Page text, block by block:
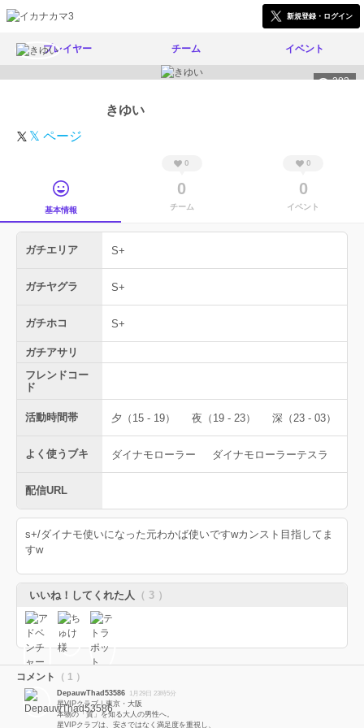
新規登録・ログイン
プレイヤー チーム イベント
383
きゆい
𝕏 ページ
基本情報
0
0
チーム
0
0
イベント
ガチエリア S+
ガチヤグラ S+
ガチホコ S+
ガチアサリ
フレンドコー
ド
活動時間帯 夕（15 - 19） 夜（19 - 23） 深（23 - 03）
よく使うブキ ダイナモローラー ダイナモローラーテスラ
配信URL
s+/ダイナモ使いになった元わかば使いですwカンスト目指してま
すw
いいね！してくれた人 （ 3 ）
コメント （ 1 ）
DepauwThad53586 1月29日 23時5分
星VIPクラブ｜東京・大阪
本物の「質」を知る大人の男性へ。
星VIPクラブは、安さではなく満足度を重視し、